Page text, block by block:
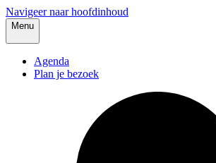
Navigeer naar hoofdinhoud
Menu
Agenda
Plan je bezoek